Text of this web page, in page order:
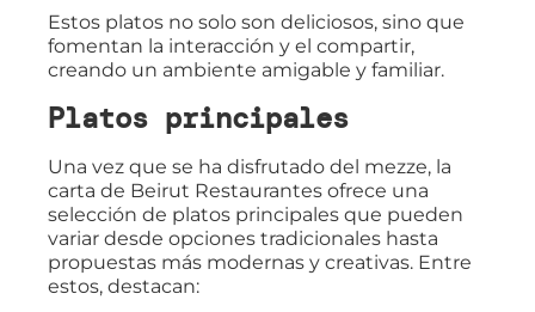
Estos platos no solo son deliciosos, sino que
fomentan la interacción y el compartir,
creando un ambiente amigable y familiar.
Platos principales
Una vez que se ha disfrutado del mezze, la
carta de Beirut Restaurantes ofrece una
selección de platos principales que pueden
variar desde opciones tradicionales hasta
propuestas más modernas y creativas. Entre
estos, destacan: